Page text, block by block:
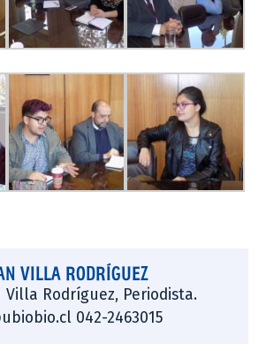
VILLA RODRÍGUEZ
Villa Rodríguez, Periodista.
042-2463015